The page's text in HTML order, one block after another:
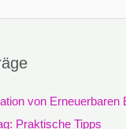
von Erneuerbaren
Praktische Tipps